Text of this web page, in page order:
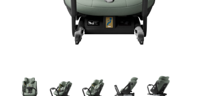
Lahjavinkkejä
Suosikit
Tavaramerkit